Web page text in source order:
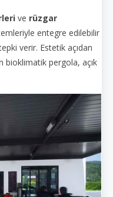
ve rüzgar
entegre edilebilir
verir. Estetik açıdan
bioklimatik pergola, açık